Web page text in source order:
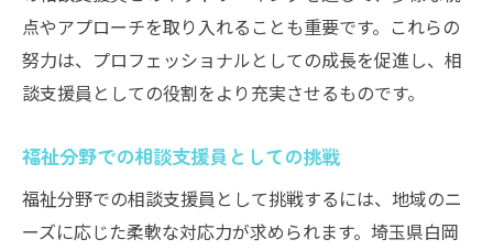
点やアプローチを取り入れることも重要です。これらの
努力は、プロフェッショナルとしての成長を促進し、相
談支援員としての役割をより充実させるものです。
福祉分野での相談支援員としての挑戦
福祉分野での相談支援員として挑戦するには、地域のニ
ーズに応じた柔軟な対応力が求められます。埼玉県白岡